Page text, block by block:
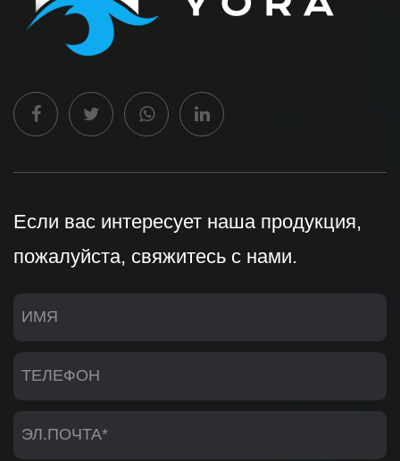
Если вас интересует наша продукция,
пожалуйста, свяжитесь с нами.